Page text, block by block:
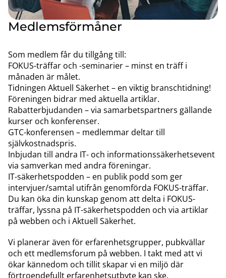
Medlemsförmåner
Som medlem får du tillgång till:
FOKUS-träffar och -seminarier – minst en träff i
månaden är målet.
Tidningen Aktuell Säkerhet – en viktig branschtidning!
Föreningen bidrar med aktuella artiklar.
Rabatterbjudanden – via samarbetspartners gällande
kurser och konferenser.
GTC-konferensen – medlemmar deltar till
självkostnadspris.
Inbjudan till andra IT- och informationssäkerhetsevent
via samverkan med andra föreningar.
IT-säkerhetspodden – en publik podd som ger
intervjuer/samtal utifrån genomförda FOKUS-träffar.
Du kan öka din kunskap genom att delta i FOKUS-
träffar, lyssna på IT-säkerhetspodden och via artiklar
på webben och i Aktuell Säkerhet.
Vi planerar även för erfarenhetsgrupper, pubkvällar
och ett medlemsforum på webben. I takt med att vi
ökar kännedom och tillit skapar vi en miljö där
förtroendefullt erfarenhetsutbyte kan ske.